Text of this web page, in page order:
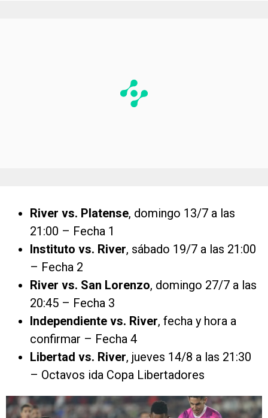
River vs. Platense, domingo 13/7 a las
21:00 – Fecha 1
Instituto vs. River, sábado 19/7 a las 21:00
– Fecha 2
River vs. San Lorenzo, domingo 27/7 a las
20:45 – Fecha 3
Independiente vs. River, fecha y hora a
confirmar – Fecha 4
Libertad vs. River, jueves 14/8 a las 21:30
– Octavos ida Copa Libertadores